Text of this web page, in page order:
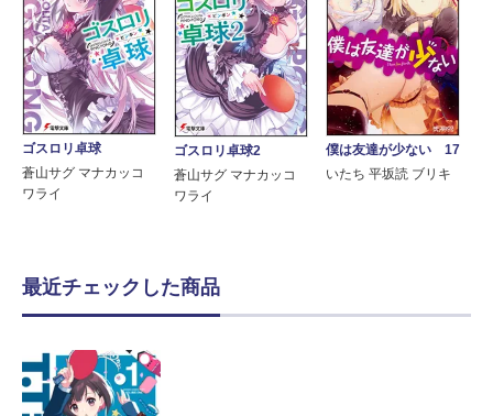
ゴスロリ卓球
蒼山サグ マナカッコ
ワライ
ゴスロリ卓球2
蒼山サグ マナカッコ
ワライ
僕は友達が少ない 17
いたち 平坂読 ブリキ
最近チェックした商品